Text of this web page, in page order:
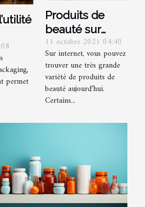
permet
Produits de
beauté sur
internet :
pourquoi s’en
méfier ?
11 octobre 2021 04:40
Sur internet, vous pouvez
trouver une très grande
variété de produits de
beauté aujourd’hui.
Certains...